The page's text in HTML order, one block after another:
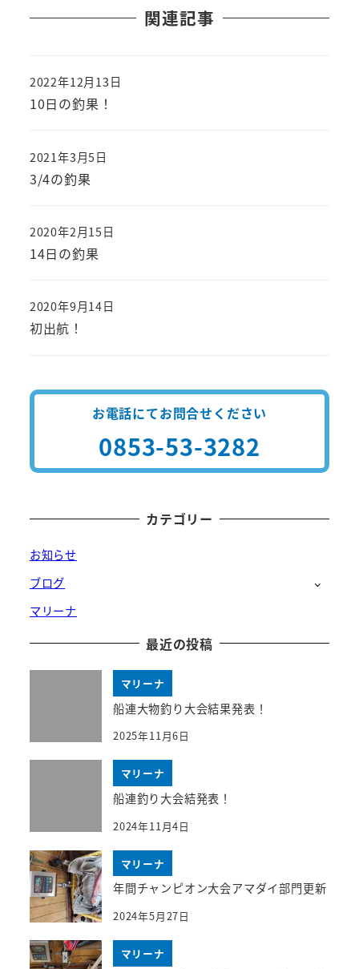
関連記事
10日の釣果！
投稿日
2022年12月13日
3/4の釣果
投稿日
2021年3月5日
14日の釣果
投稿日
2020年2月15日
初出航！
投稿日
2020年9月14日
お電話にてお問合せください
0853-53-3282
カテゴリー
お知らせ
ブログ
マリーナ
最近の投稿
マリーナ
船連大物釣り大会結果発表！
2025年11月6日
マリーナ
船連釣り大会結発表！
2024年11月4日
マリーナ
年間チャンピオン大会アマダイ部門更新
2024年5月27日
マリーナ